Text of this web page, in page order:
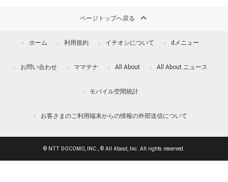
ページトップへ戻る
ホーム 利用規約 イチオシについて dメニュー
お問い合わせ ママテナ All About All About ニュース
モバイル空間統計
お客さまのご利用端末からの情報の外部送信について
© NTT DOCOMO, INC., © All About, Inc. All rights reserved.